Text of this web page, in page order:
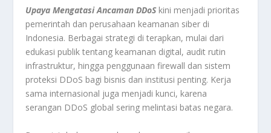
Upaya Mengatasi Ancaman DDoSkini menjadi prioritas
pemerintah dan perusahaan keamanan siber di
Indonesia. Berbagai strategi di terapkan, mulai dari
edukasi publik tentang keamanan digital, audit rutin
infrastruktur, hingga penggunaan firewall dan sistem
proteksi DDoS bagi bisnis dan institusi penting. Kerja
sama internasional juga menjadi kunci, karena
serangan DDoS global sering melintasi batas negara.